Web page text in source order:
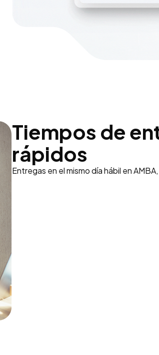
Tiempos de
rápidos
Entregas en el mismo día hábil en